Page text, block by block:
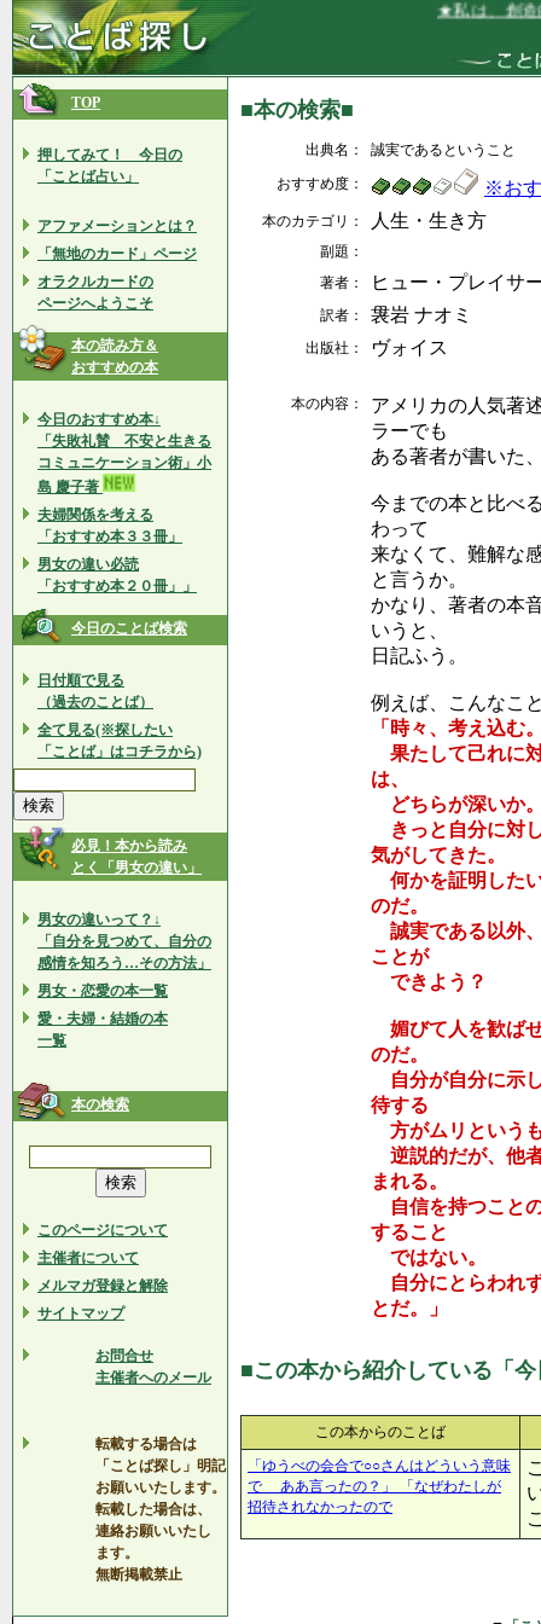
★私は、創造的
TOP
押してみて！ 今日の
「ことば占い」
アファメーションとは？
「無地のカード」ページ
オラクルカードの
ページへようこそ
本の読み方＆
おすすめの本
今日のおすすめ本↓
「失敗礼賛 不安と生きる
コミュニケーション術」小
島 慶子著
夫婦関係を考える
「おすすめ本３３冊」
男女の違い必読
「おすすめ本２０冊」」
今日のことば検索
日付順で見る
（過去のことば）
全て見る(※探したい
「ことば」はコチラから)
必見！本から読み
とく「男女の違い」
男女の違いって？↓
「自分を見つめて、自分の
感情を知ろう…その方法」
男女・恋愛の本一覧
愛・夫婦・結婚の本
一覧
本の検索
このページについて
主催者について
メルマガ登録と解除
サイトマップ
お問合せ
主催者へのメール
転載する場合は
「ことば探し」明記
お願いいたします。
転載した場合は、
連絡お願いいたし
ます。
無断掲載禁止
■本の検索■
出典名：
誠実であるということ
おすすめ度：
※お
本のカテゴリ： 人生・生き方
副題：
著者：
ヒュー・プレイサ
訳者： 袰岩 ナオミ
出版社： ヴォイス
本の内容：
アメリカの人気著
ラーでも
ある著者が書いた
今までの本と比べ
わって
来なくて、難解な
と言うか。
かなり、著者の本
いうと、
日記ふう。
例えば、こんなこ
「時々、考え込む
果たして己れに
は、
どちらが深い
きっと自分に対
気がしてきた。
何かを証明した
のだ。
誠実である以外
ことが
できよう？
媚びて人を歓ば
のだ。
自分が自分に示
待する
方がムリという
逆説的だが、他
まれる。
自信を持つこと
すること
ではない。
自分にとらわれ
とだ。」
■この本から紹介している「
この本からのことば
「ゆうべの会合で○○さんはどういう意味
で ああ言ったの？」 「なぜわたしが
招待されなかったので